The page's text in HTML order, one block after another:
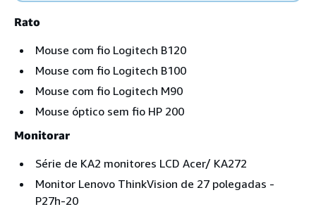
Rato
Mouse com fio Logitech B120
Mouse com fio Logitech B100
Mouse com fio Logitech M90
Mouse óptico sem fio HP 200
Monitorar
Série de KA2 monitores LCD Acer/ KA272
Monitor Lenovo ThinkVision de 27 polegadas -
P27h-20